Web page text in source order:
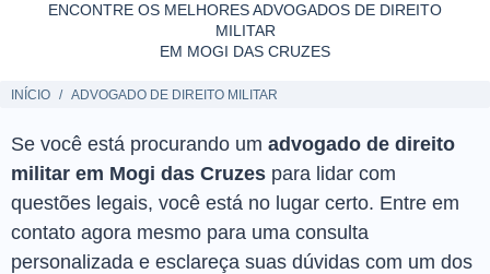
ENCONTRE OS MELHORES ADVOGADOS DE DIREITO
MILITAR
EM MOGI DAS CRUZES
INÍCIO ADVOGADO DE DIREITO MILITAR
Se você está procurando um advogado de direito
militar em Mogi das Cruzes para lidar com
questões legais, você está no lugar certo. Entre em
contato agora mesmo para uma consulta
personalizada e esclareça suas dúvidas com um dos